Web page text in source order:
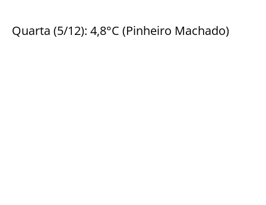
Quarta (5/12): 4,8°C (Pinheiro Machado)